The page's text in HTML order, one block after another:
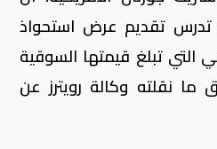
تقديم عرض استحواذ
تبلغ قيمتها السوقية
وفق ما نقلته وكالة رويترز عن